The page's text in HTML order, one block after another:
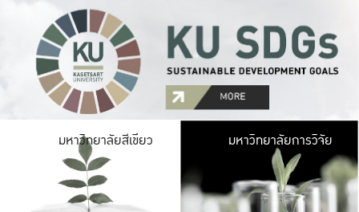
มหาวิทยาลัยสีเขียว มหาวิ
มีพื้นที่เขียวสดใส
เป็นป่าในเมือง เกษต
มหาวิทยาลัยการวิจัย